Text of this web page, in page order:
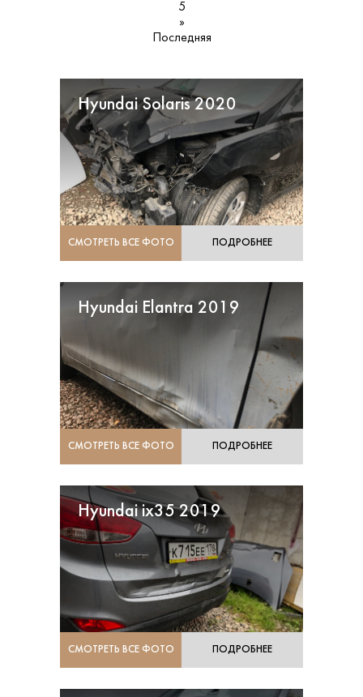
5
»
Последняя
Hyundai Solaris 2020
СМОТРЕТЬ ВСЕ ФОТО ПОДРОБНЕЕ
Hyundai Elantra 2019
СМОТРЕТЬ ВСЕ ФОТО ПОДРОБНЕЕ
Hyundai ix35 2019
СМОТРЕТЬ ВСЕ ФОТО ПОДРОБНЕЕ